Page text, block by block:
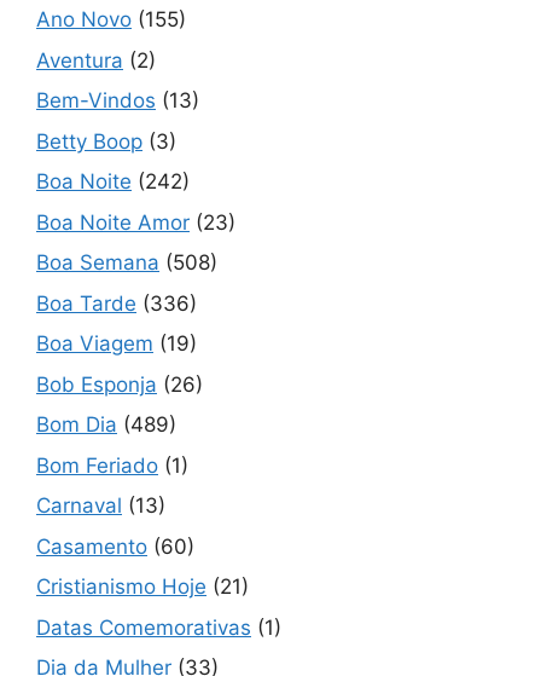
Ano Novo (155)
Aventura (2)
Bem-Vindos (13)
Betty Boop (3)
Boa Noite (242)
Boa Noite Amor (23)
Boa Semana (508)
Boa Tarde (336)
Boa Viagem (19)
Bob Esponja (26)
Bom Dia (489)
Bom Feriado (1)
Carnaval (13)
Casamento (60)
Cristianismo Hoje (21)
Datas Comemorativas (1)
Dia da Mulher (33)